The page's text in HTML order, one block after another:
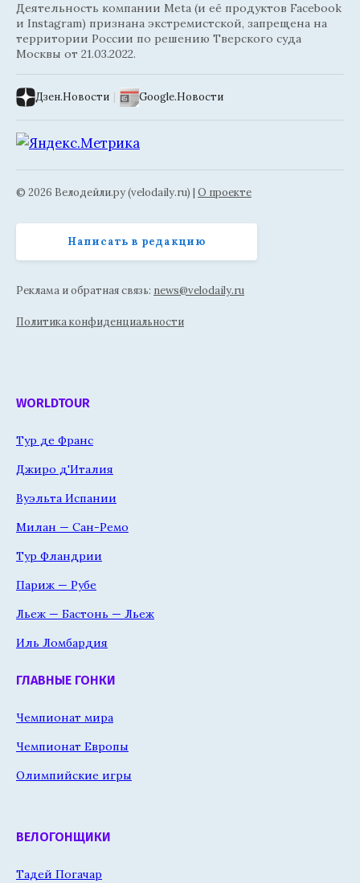
Деятельность компании Meta (и её продуктов Facebook
и Instagram) признана экстремистской, запрещена на
территории России по решению Тверского суда
Москвы от 21.03.2022.
Дзен.Новости | Google.Новости
© 2026 Велодейли.ру (velodaily.ru) | О проекте
Написать в редакцию
Реклама и обратная связь: news@velodaily.ru
Политика конфиденциальности
WORLDTOUR
Тур де Франс
Джиро д'Италия
Вуэльта Испании
Милан — Сан-Ремо
Тур Фландрии
Париж — Рубе
Льеж — Бастонь — Льеж
Иль Ломбардия
ГЛАВНЫЕ ГОНКИ
Чемпионат мира
Чемпионат Европы
Олимпийские игры
ВЕЛОГОНЩИКИ
Тадей Погачар